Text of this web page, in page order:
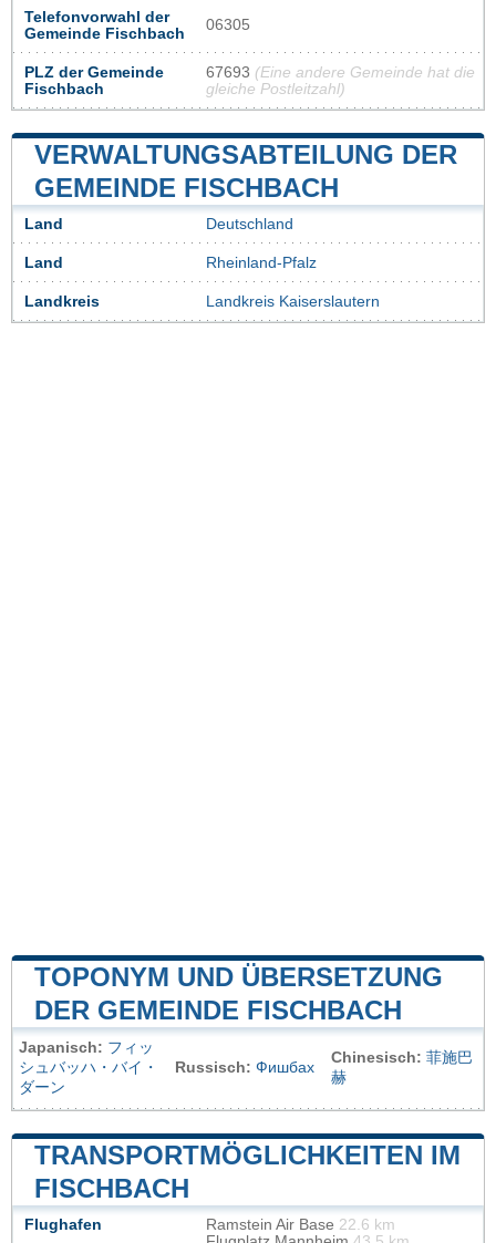
Telefonvorwahl der
Gemeinde Fischbach
06305
PLZ der Gemeinde
Fischbach
67693 (Eine andere Gemeinde hat die
gleiche Postleitzahl)
VERWALTUNGSABTEILUNG DER
GEMEINDE FISCHBACH
Land Deutschland
Land Rheinland-Pfalz
Landkreis Landkreis Kaiserslautern
TOPONYM UND ÜBERSETZUNG
DER GEMEINDE FISCHBACH
Japanisch: フィッ
シュバッハ・バイ・
ダーン
Russisch: Фишбах
Chinesisch: 菲施巴
赫
TRANSPORTMÖGLICHKEITEN IM
FISCHBACH
Flughafen Ramstein Air Base 22.6 km